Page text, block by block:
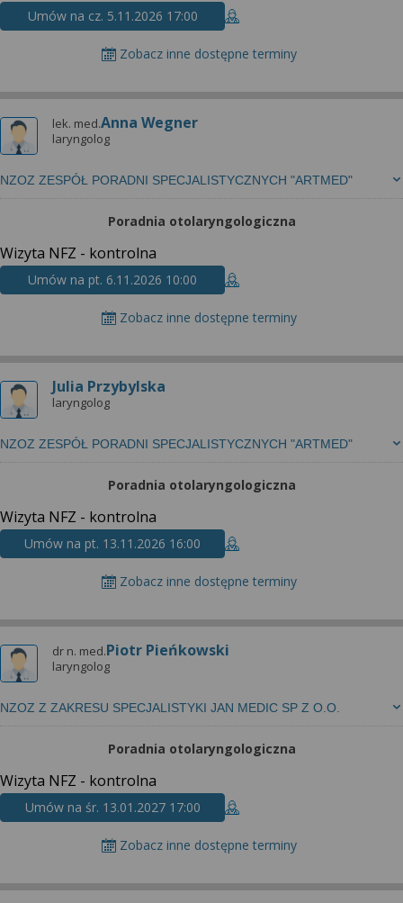
Umów na cz. 5.11.2026 17:00
Zobacz inne dostępne terminy
lek. med.Anna Wegner
laryngolog
NZOZ ZESPÓŁ PORADNI SPECJALISTYCZNYCH "ARTMED"
Poradnia otolaryngologiczna
Wizyta NFZ - kontrolna
Umów na pt. 6.11.2026 10:00
Zobacz inne dostępne terminy
Julia Przybylska
laryngolog
NZOZ ZESPÓŁ PORADNI SPECJALISTYCZNYCH "ARTMED"
Poradnia otolaryngologiczna
Wizyta NFZ - kontrolna
Umów na pt. 13.11.2026 16:00
Zobacz inne dostępne terminy
dr n. med.Piotr Pieńkowski
laryngolog
NZOZ Z ZAKRESU SPECJALISTYKI JAN MEDIC SP Z O.O.
Poradnia otolaryngologiczna
Wizyta NFZ - kontrolna
Umów na śr. 13.01.2027 17:00
Zobacz inne dostępne terminy